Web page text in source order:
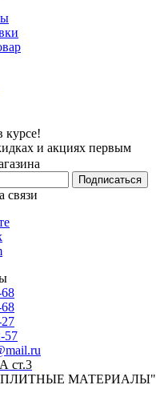
курсе!
и акциях первым
связи
57
ст.3
МАТЕРИАЛЫ"